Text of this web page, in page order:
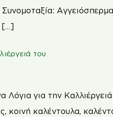
[…]
του
Λόγια για την
κοινή καλέντουλα,